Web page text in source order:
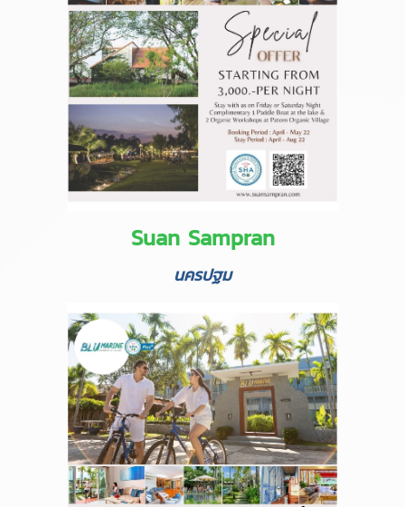
Suan Sampran
นครปฐม